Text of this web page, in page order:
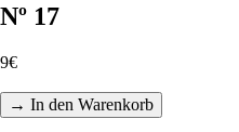
Nº 17
9€
→ In den Warenkorb